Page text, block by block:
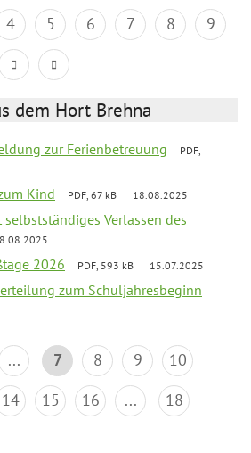
4 5 6 7 8
9
dem Hort Brehna
zur Ferienbetreuung
PDF,
Kind PDF, 67 kB 18.08.2025
Verlassen des
2026 PDF, 593 kB 15.07.2025
zum Schuljahresbeginn
... 7 8 9
10
14 15 16 ... 18